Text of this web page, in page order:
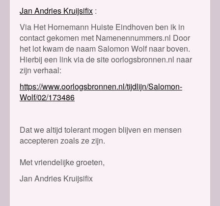
Jan Andries Kruijsifix
Via Het Hornemann Huiste Eindhoven ben ik in
contact gekomen met Namenennummers.nl Door
het lot kwam de naam Salomon Wolf naar boven.
Hierbij een link via de site oorlogsbronnen.nl naar
zijn verhaal:
https://www.oorlogsbronnen.nl/tijdlijn/Salomon-
Wolf/02/173486
Dat we altijd tolerant mogen blijven en mensen
accepteren zoals ze zijn.
Met vriendelijke groeten,
Jan Andries Kruijsifix